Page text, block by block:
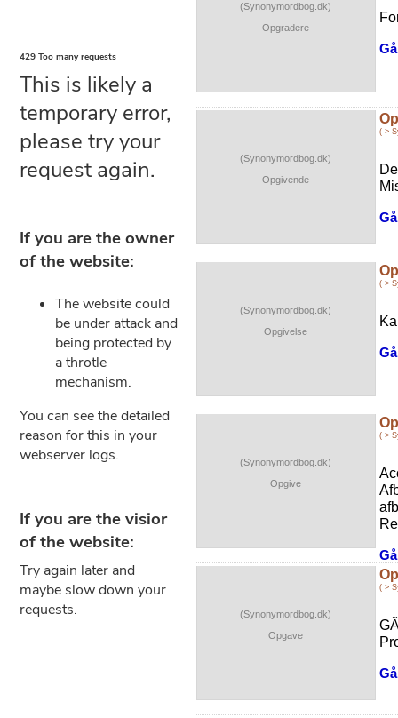
(Synonymordbog.dk)
Opgradere
(Synonymordbog.dk)
Opgivende
( >
(Synonymordbog.dk)
Opgivelse
( >
(Synonymordbog.dk)
Opgive
( >
(Synonymordbog.dk)
Opgave
( >